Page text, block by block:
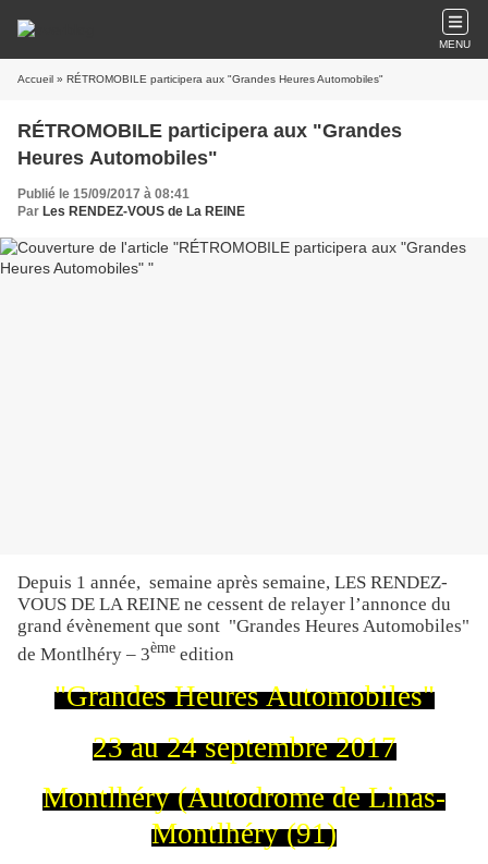
MENU
Accueil » RÉTROMOBILE participera aux "Grandes Heures Automobiles"
RÉTROMOBILE participera aux "Grandes
Heures Automobiles"
Publié le 15/09/2017 à 08:41
Par Les RENDEZ-VOUS de La REINE
Depuis 1 année, semaine après semaine, LES RENDEZ-
VOUS DE LA REINE ne cessent de relayer l’annonce du
grand évènement que sont "Grandes Heures Automobiles"
de Montlhéry – 3ème edition
"Grandes Heures Automobiles"
23 au 24 septembre 2017
Montlhéry (Autodrome de Linas-
Montlhéry (91)